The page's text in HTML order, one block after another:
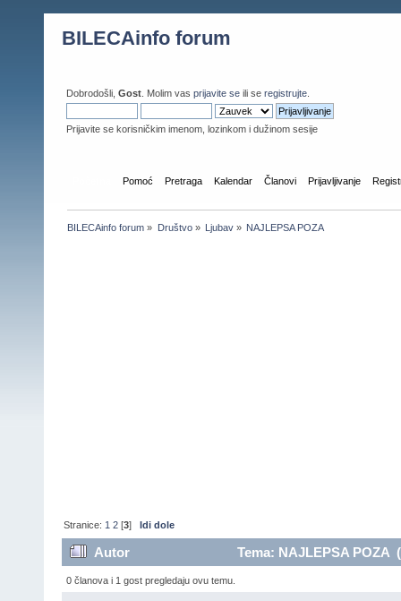
BILECAinfo forum
Dobrodošli, Gost . Molim vas prijavite se ili se registrujte
Prijavite se korisničkim imenom, lozinkom i dužinom sesije
Pomoć Pretraga Kalendar Članovi Prijavljivanje
BILECAinfo forum » Društvo» Ljubav» NAJLEPSA POZA
Stranice: 1 2 [3]Idi dole
Autor Tema: NAJLEPSA POZA
0 članova i 1 gost pregledaju ovu temu.